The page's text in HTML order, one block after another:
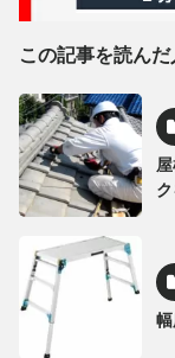
この記事を読ん